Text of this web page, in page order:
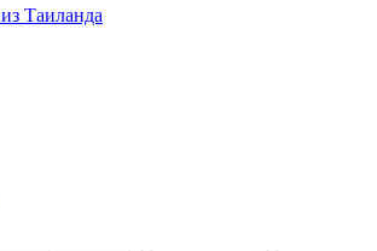
Таиланда